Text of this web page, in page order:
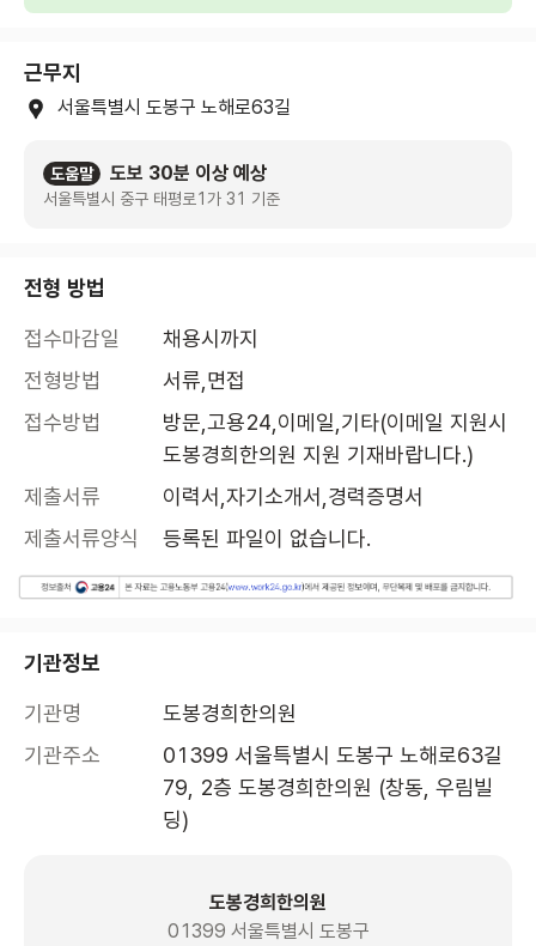
근무지
서울특별시 도봉구 노해로63길
도움말 도보 30분 이상 예상
서울특별시 중구 태평로1가 31 기준
전형 방법
접수마감일
채용시까지
전형방법
서류,면접
접수방법
방문,고용24,이메일,기타(이메일 지원시
도봉경희한의원 지원 기재바랍니다.)
제출서류
이력서,자기소개서,경력증명서
제출서류양식
등록된 파일이 없습니다.
기관정보
기관명
도봉경희한의원
기관주소
01399 서울특별시 도봉구 노해로63길
79, 2층 도봉경희한의원 (창동, 우림빌
딩)
도봉경희한의원
01399 서울특별시 도봉구